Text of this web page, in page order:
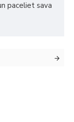
paceliet sava